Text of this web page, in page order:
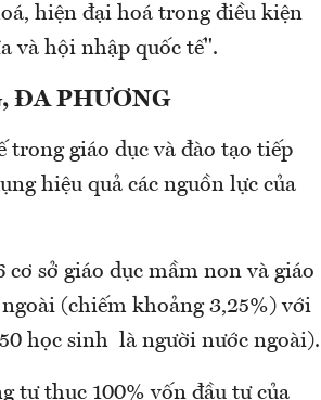
hiện đại hoá trong điều kiện
và hội nhập quốc tế".
ĐA PHƯƠNG
giáo dục và đào tạo tiếp
hiệu quả các nguồn lực của
sở giáo dục mầm non và giáo
(chiếm khoảng 3,25%) với
học sinh là người nước ngoài).
tư thục 100% vốn đầu tư của